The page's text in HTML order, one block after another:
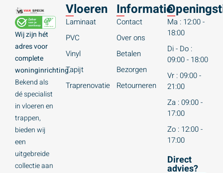
Wij zijn hét
adres voor
complete
woninginrichting.
Bekend als
dé specialist
in vloeren en
trappen,
bieden wij
een
uitgebreide
collectie aan
Vloeren
Laminaat
PVC
Vinyl
Tapijt
Traprenovatie
Informatie
Contact
Over ons
Betalen
Bezorgen
Retourneren
Ma : 12:00 -
18:00
Di - Do :
09:00 - 18:00
Vr : 09:00 -
21:00
Za : 09:00 -
17:00
Zo : 12:00 -
17:00
Direct
advies?